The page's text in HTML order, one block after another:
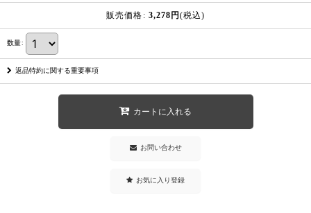
販売価格 : 3,278円(税込)
数量:
返品特約に関する重要事項
カートに入れる
お問い合わせ
お気に入り登録